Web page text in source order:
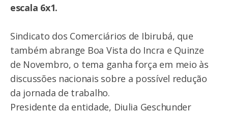
escala 6x1.
Sindicato dos Comerciários de Ibirubá, que
também abrange Boa Vista do Incra e Quinze
de Novembro, o tema ganha força em meio às
discussões nacionais sobre a possível redução
da jornada de trabalho.
Presidente da entidade, Diulia Geschunder